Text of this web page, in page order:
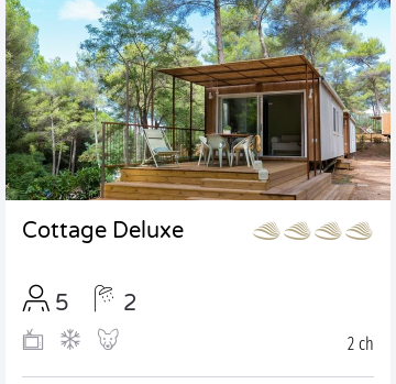
Cottage Deluxe
5 2
2 ch